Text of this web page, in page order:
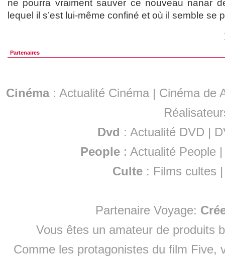
ne pourra vraiment sauver ce nouveau nanar
lequel il s’est lui-même confiné et où il semble se
Partenaires
Cinéma: Actualité Cinéma | Cinéma de
Dvd : Actualité DVD |
People :Actualité People
Culte : Films cultes
Partenaire Voyage:
Vous êtes un amateur de produits
Comme les protagonistes du film Five,